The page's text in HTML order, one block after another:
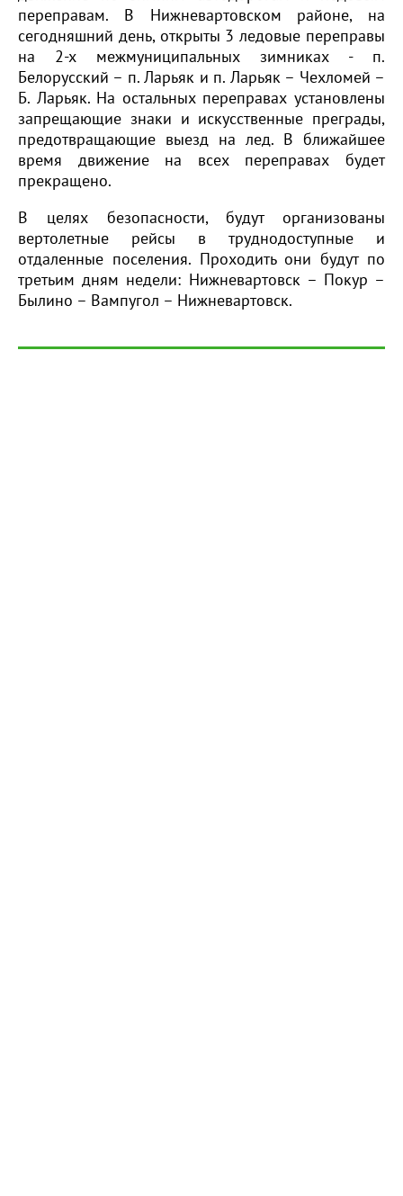
переправам. В Нижневартовском районе, на
сегодняшний день, открыты 3 ледовые переправы
на 2-х межмуниципальных зимниках - п.
Белорусский – п. Ларьяк и п. Ларьяк – Чехломей –
Б. Ларьяк. На остальных переправах установлены
запрещающие знаки и искусственные преграды,
предотвращающие выезд на лед. В ближайшее
время движение на всех переправах будет
прекращено.
В целях безопасности, будут организованы
вертолетные рейсы в труднодоступные и
отдаленные поселения. Проходить они будут по
третьим дням недели: Нижневартовск – Покур –
Былино – Вампугол – Нижневартовск.